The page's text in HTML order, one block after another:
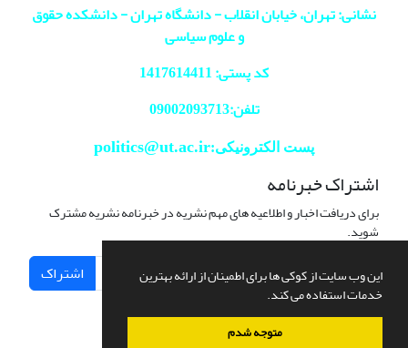
این وب سایت از کوکی ها برای اطمینان از ارائه بهترین
خدمات استفاده می کند.
متوجه شدم
نشانی: تهران، خیابان انقلاب - دانشگاه تهران - دانشکده حقوق
و علوم سیاسی
کد پستی: 1417614411
تلفن:09002093713
پست الکترونیکی:politics@ut.ac.ir
اشتراک خبرنامه
برای دریافت اخبار و اطلاعیه های مهم نشریه در خبرنامه نشریه مشترک
شوید.
اشتراک